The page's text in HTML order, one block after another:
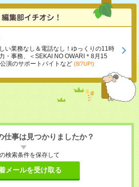
い業務なし＆電話なし！ゆっくりの11時
・事務、＜SEKAI NO OWARI＊8月15
演のサポートバイトなど (8/7UP!)
仕事は見つかりましたか？
検索条件を保存して
メールを受け取る